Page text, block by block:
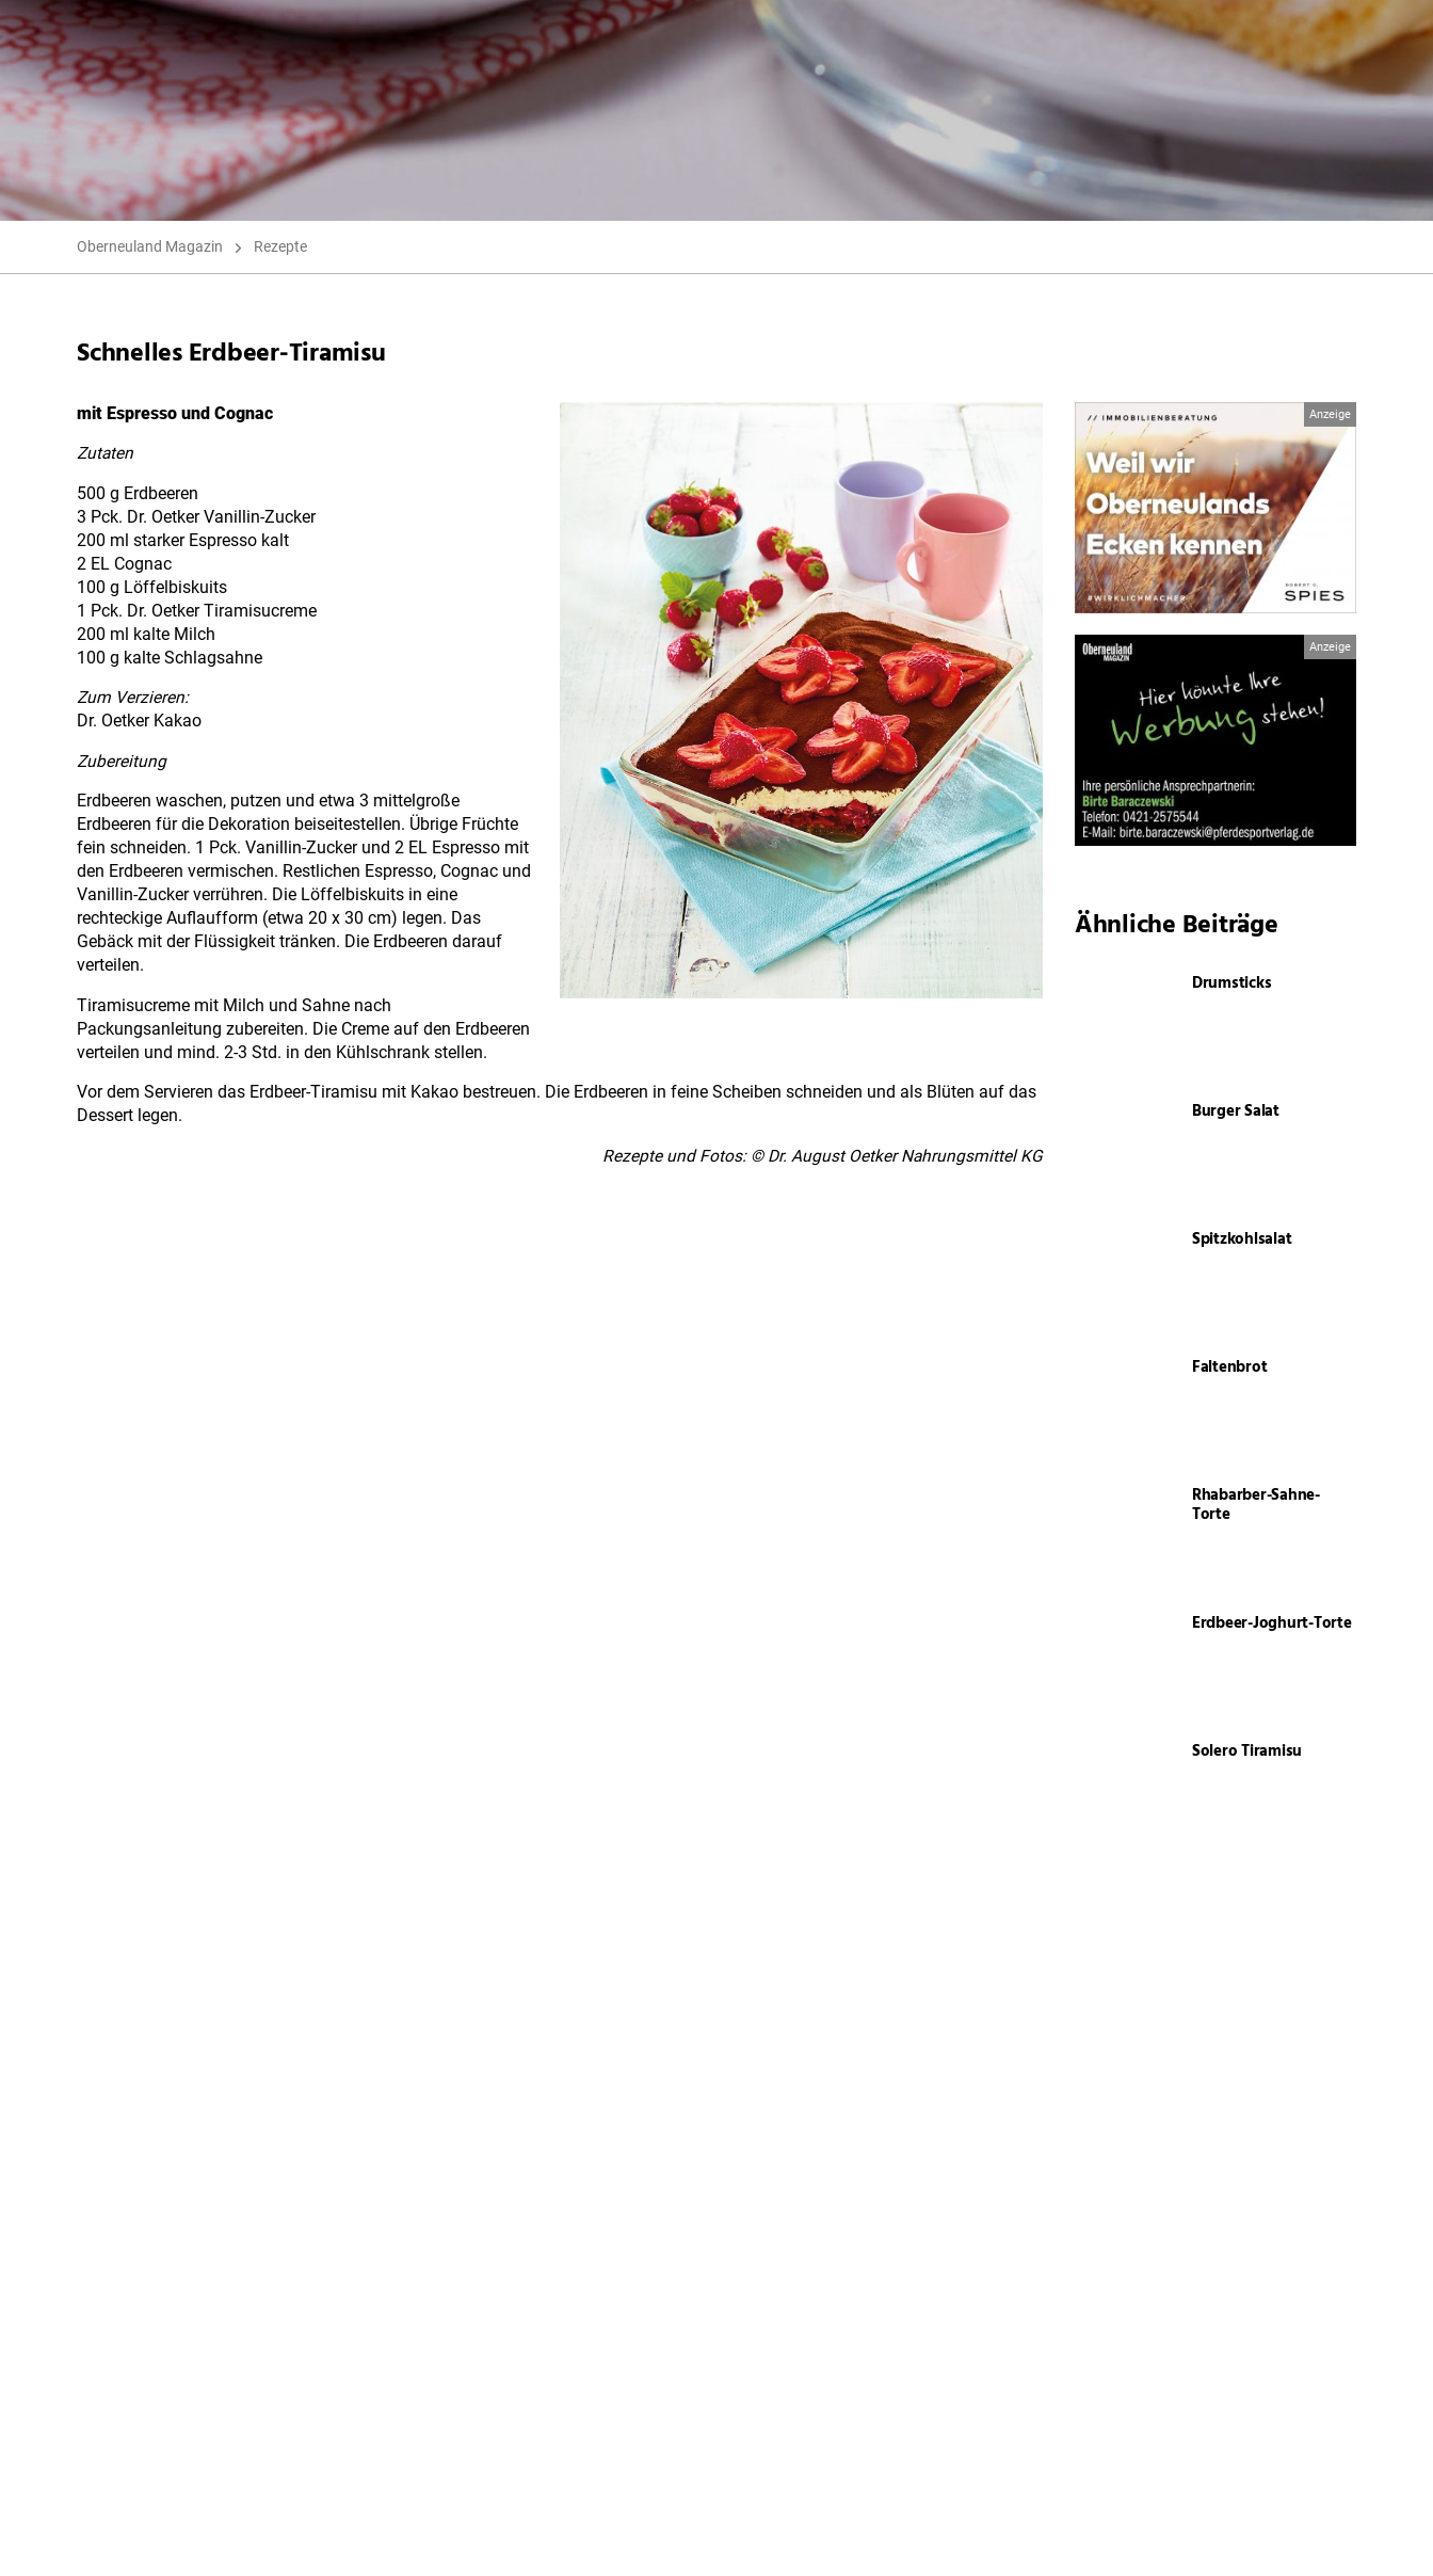
Oberneuland Magazin Rezepte
Schnelles Erdbeer-Tiramisu
mit Espresso und Cognac
Zutaten
500 g Erdbeeren
3 Pck. Dr. Oetker Vanillin-Zucker
200 ml starker Espresso kalt
2 EL Cognac
100 g Löffelbiskuits
1 Pck. Dr. Oetker Tiramisucreme
200 ml kalte Milch
100 g kalte Schlagsahne
Zum Verzieren:
Dr. Oetker Kakao
Zubereitung
Erdbeeren waschen, putzen und etwa 3 mittelgroße
Erdbeeren für die Dekoration beiseitestellen. Übrige Früchte
fein schneiden. 1 Pck. Vanillin-Zucker und 2 EL Espresso mit
den Erdbeeren vermischen. Restlichen Espresso, Cognac und
Vanillin-Zucker verrühren. Die Löffelbiskuits in eine
rechteckige Auflaufform (etwa 20 x 30 cm) legen. Das
Gebäck mit der Flüssigkeit tränken. Die Erdbeeren darauf
verteilen.
Tiramisucreme mit Milch und Sahne nach
Packungsanleitung zubereiten. Die Creme auf den Erdbeeren
verteilen und mind. 2-3 Std. in den Kühlschrank stellen.
Vor dem Servieren das Erdbeer-Tiramisu mit Kakao bestreuen. Die Erdbeeren in feine Scheiben schneiden und als Blüten auf das
Dessert legen.
Rezepte und Fotos: © Dr. August Oetker Nahrungsmittel KG
Ähnliche Beiträge
Drumsticks
Burger Salat
Spitzkohlsalat
Faltenbrot
Rhabarber-Sahne-
Torte
Erdbeer-Joghurt-Torte
Solero Tiramisu